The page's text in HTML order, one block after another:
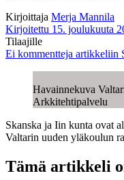
Kirjoittaja Merja Mannila
Kirjoitettu 15. joulukuuta
Tilaajille
Ei kommentteja artikkeliin
Havainnekuva
Arkkitehtipalvelu
Skanska ja Iin kunta ovat
Valtarin uuden yläkoulun
Tämä artikkeli